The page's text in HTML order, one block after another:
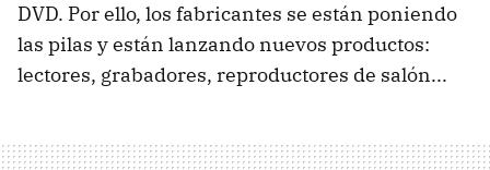
DVD. Por ello, los fabricantes se están poniendo
las pilas y están lanzando nuevos productos:
lectores, grabadores, reproductores de salón...